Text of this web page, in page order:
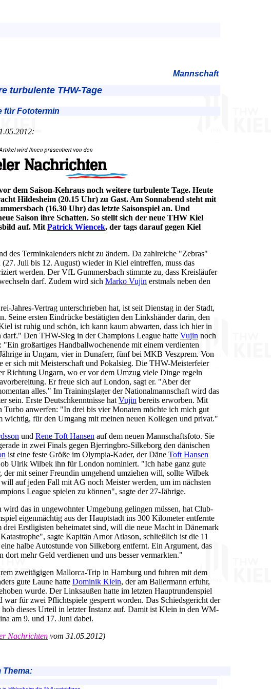
Mannschaft
turbulente THW-Tage
für Fototermin
dem Saison-Kehraus noch weitere turbulente Tage. Heute
Hildesheim (20.15 Uhr) zu Gast. Am Sonnabend steht mit
(16.30 Uhr) das letzte Saisonspiel an. Und
Saison ihre Schatten. So stellt sich der neue THW Kiel
auf. Mit Patrick Wiencek, der tags darauf gegen Kiel
des Terminkalenders nicht zu ändern. Da zahlreiche "Zebras"
Juli bis 12. August) wieder in Kiel eintreffen, muss das
werden. Der VfL Gummersbach stimmte zu, dass Kreisläufer
darf. Zudem wird sich Marko Vujin erstmals neben den
Jahres-Vertrag unterschrieben hat, ist seit Dienstag in der Stadt,
Seine ersten Eindrücke bestätigten den Linkshänder darin, den
ist ruhig und schön, ich kann kaum abwarten, dass ich hier in
darf." Den THW-Sieg in der Champions League hatte Vujin noch
"Ein großartiges Handballwochenende mit einem verdienten
in Ungarn, vier in Dunaferr, fünf bei MKB Veszprem. Von
er sich mit Meisterschaft und Pokalsieg. Die THW-Meisterfeier
Richtung Ungarn, wo er vor dem Umzug viele Dinge regeln
Er freue sich auf London, sagt er. "Aber der
alles." Im Trainingslager der Nationalmannschaft wird das
sein. Erste Deutschkenntnisse hat Vujin bereits erworben. Mit
Turbo anwerfen: "In drei bis vier Monaten möchte ich mich gut
wichtig, für den Umgang mit meinen neuen Kollegen und privat."
und Rene Toft Hansen auf dem neuen Mannschaftsfoto. Sie
in zwei Finals gegen Bjerringbro-Silkeborg den dänischen
ist eine feste Größe im Olympia-Kader, der Däne Toft Hansen
Ulrik Wilbek ihn für London nominiert. "Ich habe ganz gute
der mit seiner Freundin umgehend umziehen will, sollte Wilbek
auf jeden Fall mit AG noch Meister werden, um im nächsten
League spielen zu können", sagte der 27-Jährige.
das in ungewohnter Umgebung gelingen müssen, hat Club-
eigenmächtig aus der Hauptstadt ins 300 Kilometer entfernte
Erstligisten beheimatet sind, will die neue Macht in Dänemark
sagte Kapitän Arnor Atlason, schließlich ist die 11
halbe Autostunde von Silkeborg entfernt. Ein Argument, das
mehr Geld verdienen und uns besser vermarkten."
zweitägigen Mallorca-Trip in Hamburg und fuhren mit dem
gute Laune hatte Dominik Klein, der am Ballermann erfuhr,
wurde. Der Linksaußen hatte im letzten Hauptrundenspiel
war für zwei Pflichtspiele gesperrt worden. Das Schiedsgericht der
dieses Urteil in letzter Instanz auf. Damit ist Klein in den WM-
am 9. und 17. Juni dabei.
Nachrichten vom 31.05.2012)
Thema: